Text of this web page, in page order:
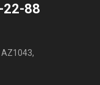
22-88
AZ1043,